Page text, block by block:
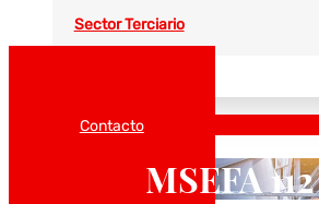
Sector Terciario
Contacto
MSEFA